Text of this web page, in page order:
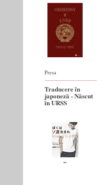
Presa
Traducere în
japoneză - Născut
în URSS